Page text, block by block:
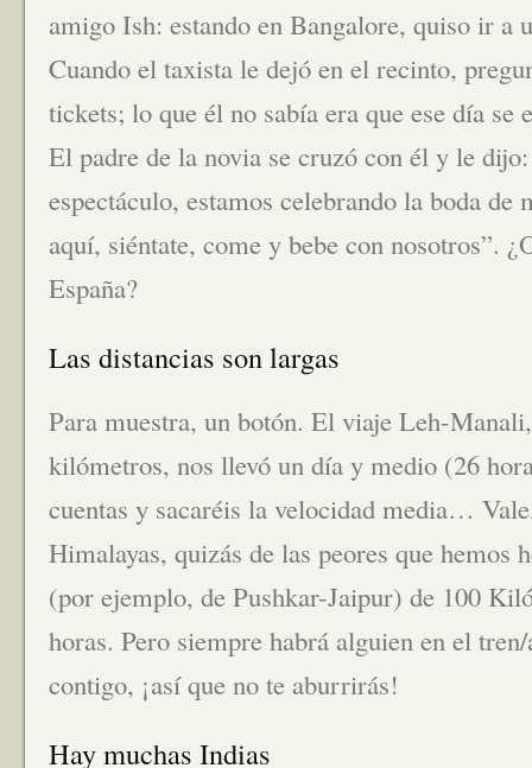
amigo Ish: estando en Bangalore, quiso ir a
Cuando el taxista le dejó en el recinto,
tickets; lo que él no sabía era que ese día se
El padre de la novia se cruzó con él y le
espectáculo, estamos celebrando la boda de
aquí, siéntate, come y bebe con nosotros”.
España?
Las distancias son largas
Para muestra, un botón. El viaje Leh-
kilómetros, nos llevó un día y medio (26
cuentas y sacaréis la velocidad media…
Himalayas, quizás de las peores que hemos
(por ejemplo, de Pushkar-Jaipur) de 100
horas. Pero siempre habrá alguien en el
contigo, ¡así que no te aburrirás!
Hay muchas Indias